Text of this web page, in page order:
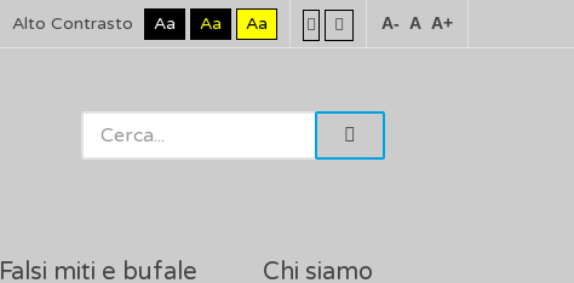
Alto Contrasto Aa Aa Aa A- A A+
Falsi miti e bufale Chi siamo